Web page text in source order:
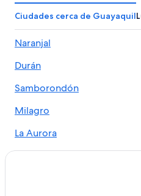
Hoteles con alberca en
Hoteles en Urdesa
Hoteles en Miraflores
Hoteles en Garzota
Hoteles cerca de Consulado
Hoteles en El Cóndor
Hoteles en Juan Montalvo
Hoteles cerca de Escuela
Ciudades cerca de Guayaquil
Naranjal
Durán
Samborondón
Milagro
La Aurora